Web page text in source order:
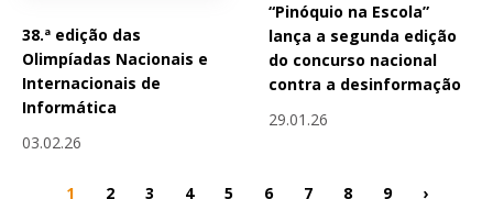
38.ª edição das
Olimpíadas Nacionais e
Internacionais de
Informática
03.02.26
“Pinóquio na Escola”
lança a segunda edição
do concurso nacional
contra a desinformação
29.01.26
1 2 3 4 5 6 7 8 9 ›